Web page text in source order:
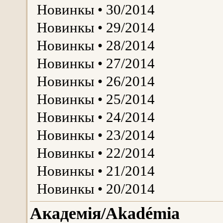
Новинкы • 30/2014
Новинкы • 29/2014
Новинкы • 28/2014
Новинкы • 27/2014
Новинкы • 26/2014
Новинкы • 25/2014
Новинкы • 24/2014
Новинкы • 23/2014
Новинкы • 22/2014
Новинкы • 21/2014
Новинкы • 20/2014
Aкадемія/Akadémiа